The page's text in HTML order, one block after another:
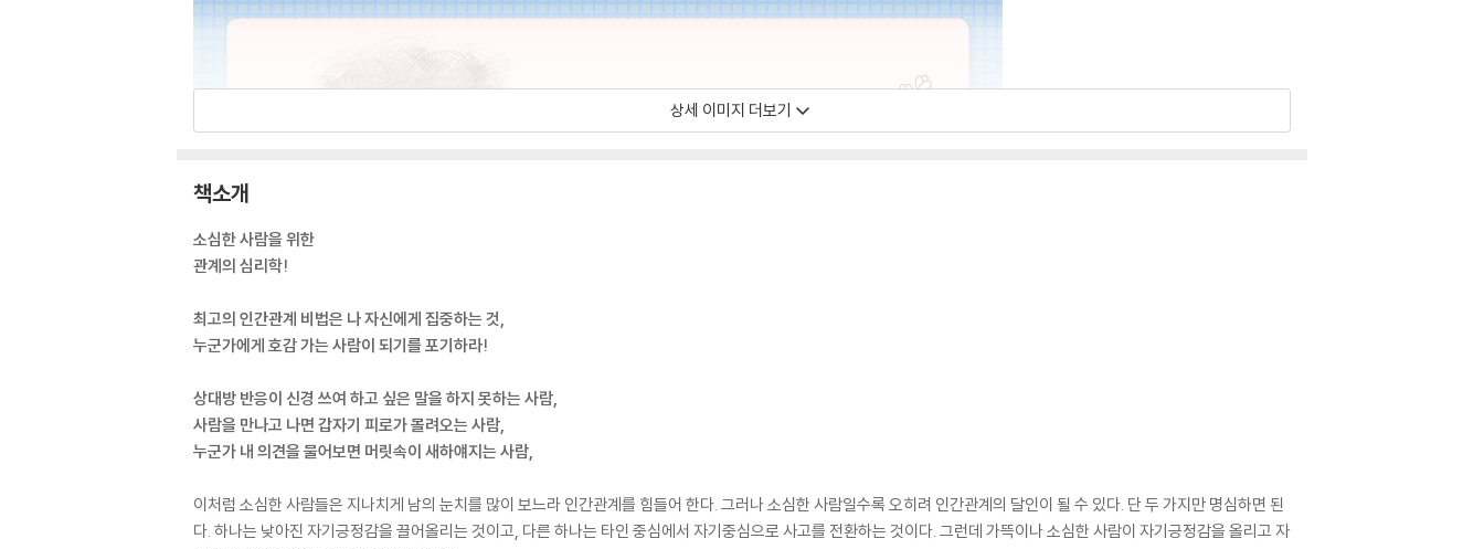
상세 이미지 더보기
책소개
소심한 사람을 위한
관계의 심리학!
최고의 인간관계 비법은 나 자신에게 집중하는 것,
누군가에게 호감 가는 사람이 되기를 포기하라!
상대방 반응이 신경 쓰여 하고 싶은 말을 하지 못하는 사람,
사람을 만나고 나면 갑자기 피로가 몰려오는 사람,
누군가 내 의견을 물어보면 머릿속이 새하얘지는 사람,
이처럼 소심한 사람들은 지나치게 남의 눈치를 많이 보느라 인간관계를 힘들어 한다. 그러나 소심한 사람일수록 오히려 인간관계의 달인이 될 수 있다. 단 두 가지만 명심하면 된
다. 하나는 낮아진 자기긍정감을 끌어올리는 것이고, 다른 하나는 타인 중심에서 자기중심으로 사고를 전환하는 것이다. 그런데 가뜩이나 소심한 사람이 자기긍정감을 올리고 자